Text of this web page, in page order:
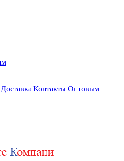
Доставка Контакты Оптовым